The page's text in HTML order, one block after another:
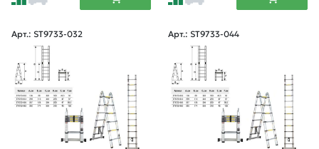
Арт.: ST9733-032 Арт.: ST9733-044